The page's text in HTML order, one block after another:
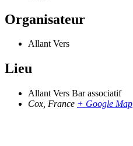
Organisateur
Allant Vers
Lieu
Allant Vers Bar associatif
Cox France + Google Map